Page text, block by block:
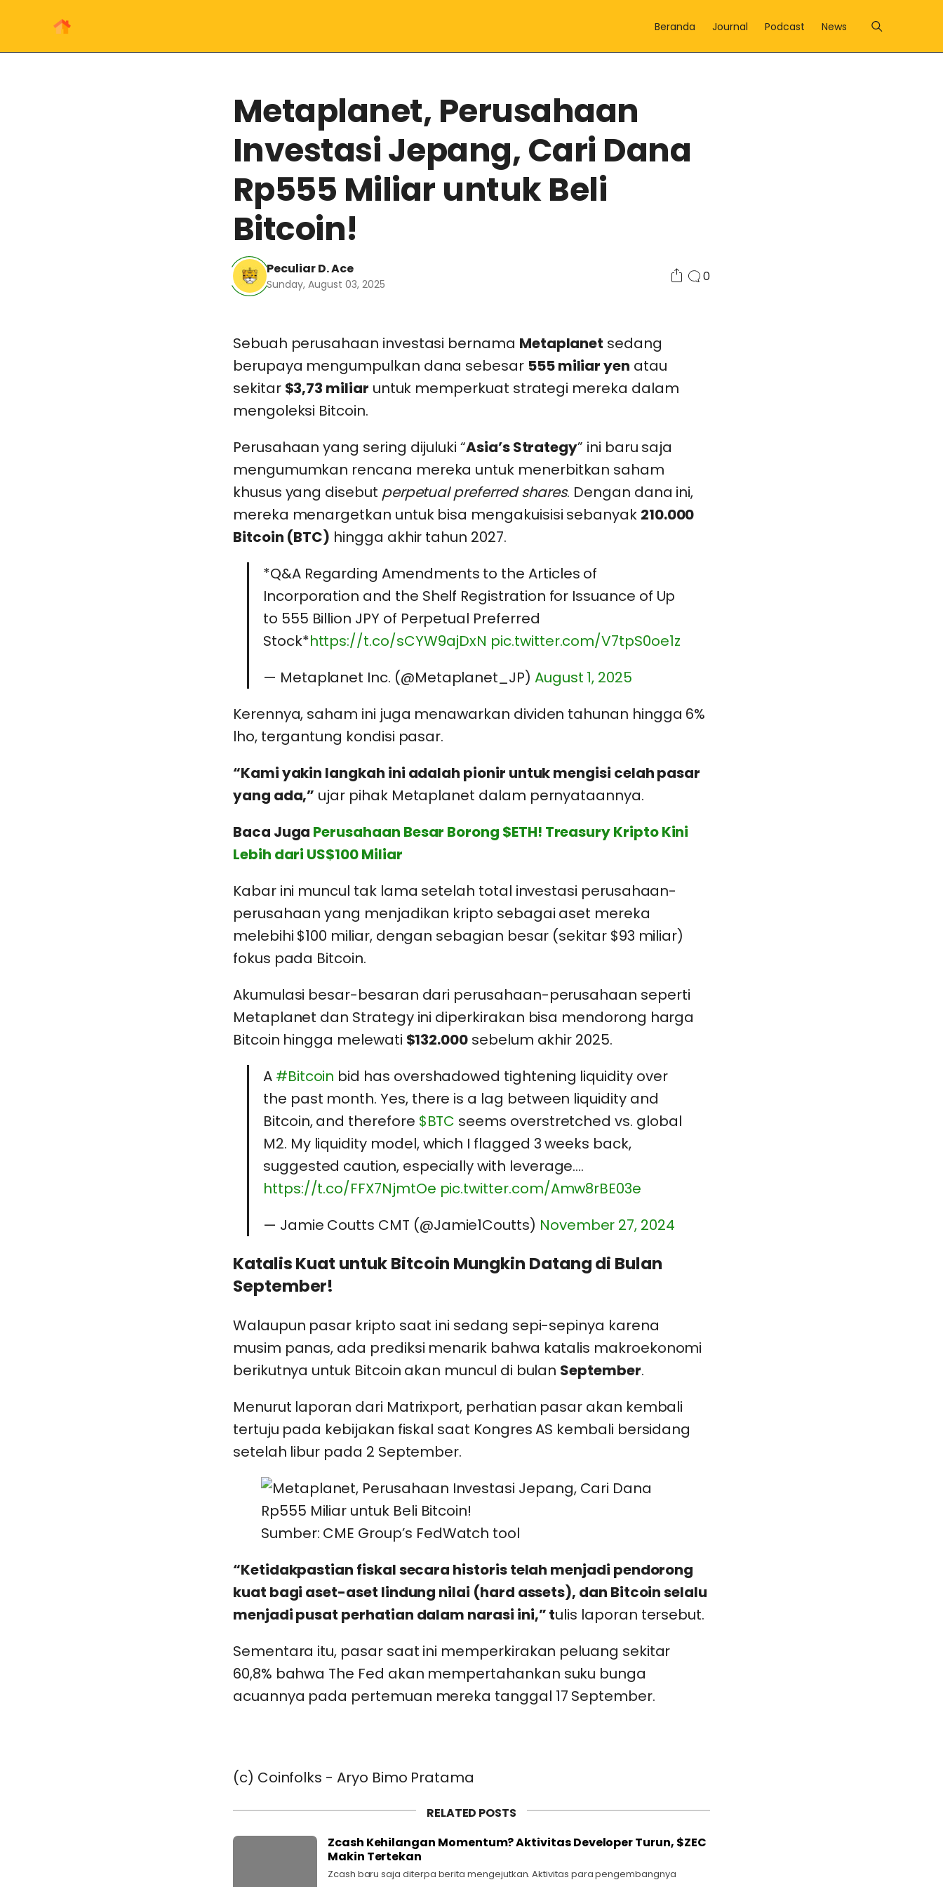
Beranda Journal Podcast News
Metaplanet, Perusahaan
Investasi Jepang, Cari Dana
Rp555 Miliar untuk Beli
Bitcoin!
Peculiar D. Ace
Sunday, August 03, 2025
0
Sebuah perusahaan investasi bernama Metaplanet sedang
berupaya mengumpulkan dana sebesar 555 miliar yen atau
sekitar $3,73 miliar untuk memperkuat strategi mereka dalam
mengoleksi Bitcoin.
Perusahaan yang sering dijuluki “Asia’s Strategy” ini baru saja
mengumumkan rencana mereka untuk menerbitkan saham
khusus yang disebut perpetual preferred shares. Dengan dana ini,
mereka menargetkan untuk bisa mengakuisisi sebanyak 210.000
Bitcoin (BTC) hingga akhir tahun 2027.
*Q&A Regarding Amendments to the Articles of
Incorporation and the Shelf Registration for Issuance of Up
to 555 Billion JPY of Perpetual Preferred
Stock*https://t.co/sCYW9ajDxN pic.twitter.com/V7tpS0oe1z
— Metaplanet Inc. (@Metaplanet_JP) August 1, 2025
Kerennya, saham ini juga menawarkan dividen tahunan hingga 6%
lho, tergantung kondisi pasar.
“Kami yakin langkah ini adalah pionir untuk mengisi celah pasar
yang ada,” ujar pihak Metaplanet dalam pernyataannya.
Baca Juga Perusahaan Besar Borong $ETH! Treasury Kripto Kini
Lebih dari US$100 Miliar
Kabar ini muncul tak lama setelah total investasi perusahaan-
perusahaan yang menjadikan kripto sebagai aset mereka
melebihi $100 miliar, dengan sebagian besar (sekitar $93 miliar)
fokus pada Bitcoin.
Akumulasi besar-besaran dari perusahaan-perusahaan seperti
Metaplanet dan Strategy ini diperkirakan bisa mendorong harga
Bitcoin hingga melewati $132.000 sebelum akhir 2025.
A #Bitcoin bid has overshadowed tightening liquidity over
the past month. Yes, there is a lag between liquidity and
Bitcoin, and therefore $BTC seems overstretched vs. global
M2. My liquidity model, which I flagged 3 weeks back,
suggested caution, especially with leverage.…
https://t.co/FFX7NjmtOe pic.twitter.com/Amw8rBE03e
— Jamie Coutts CMT (@Jamie1Coutts) November 27, 2024
Katalis Kuat untuk Bitcoin Mungkin Datang di Bulan
September!
Walaupun pasar kripto saat ini sedang sepi-sepinya karena
musim panas, ada prediksi menarik bahwa katalis makroekonomi
berikutnya untuk Bitcoin akan muncul di bulan September.
Menurut laporan dari Matrixport, perhatian pasar akan kembali
tertuju pada kebijakan fiskal saat Kongres AS kembali bersidang
setelah libur pada 2 September.
Sumber: CME Group’s FedWatch tool
“Ketidakpastian fiskal secara historis telah menjadi pendorong
kuat bagi aset-aset lindung nilai (hard assets), dan Bitcoin selalu
menjadi pusat perhatian dalam narasi ini,” tulis laporan tersebut.
Sementara itu, pasar saat ini memperkirakan peluang sekitar
60,8% bahwa The Fed akan mempertahankan suku bunga
acuannya pada pertemuan mereka tanggal 17 September.
(c) Coinfolks - Aryo Bimo Pratama
RELATED POSTS
Zcash Kehilangan Momentum? Aktivitas Developer Turun, $ZEC
Makin Tertekan
Zcash baru saja diterpa berita mengejutkan. Aktivitas para pengembangnya